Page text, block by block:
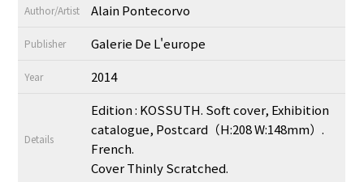
Author/Artist Alain Pontecorvo
Publisher Galerie De L'europe
Year 2014
Details
Edition : KOSSUTH. Soft cover, Exhibition
catalogue, Postcard（H:208 W:148mm）.
French.
Cover Thinly Scratched.